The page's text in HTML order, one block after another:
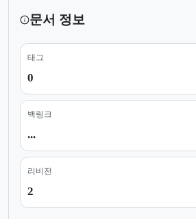
문서 정보
태그
0
백링크
...
리비전
2